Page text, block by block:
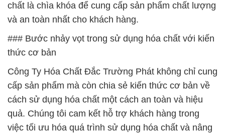
chất là chìa khóa để cung cấp sản phẩm chất lượng
và an toàn nhất cho khách hàng.
### Bước nhảy vọt trong sử dụng hóa chất với kiến
thức cơ bản
Công Ty Hóa Chất Đắc Trường Phát không chỉ cung
cấp sản phẩm mà còn chia sẻ kiến thức cơ bản về
cách sử dụng hóa chất một cách an toàn và hiệu
quả. Chúng tôi cam kết hỗ trợ khách hàng trong
việc tối ưu hóa quá trình sử dụng hóa chất và nâng